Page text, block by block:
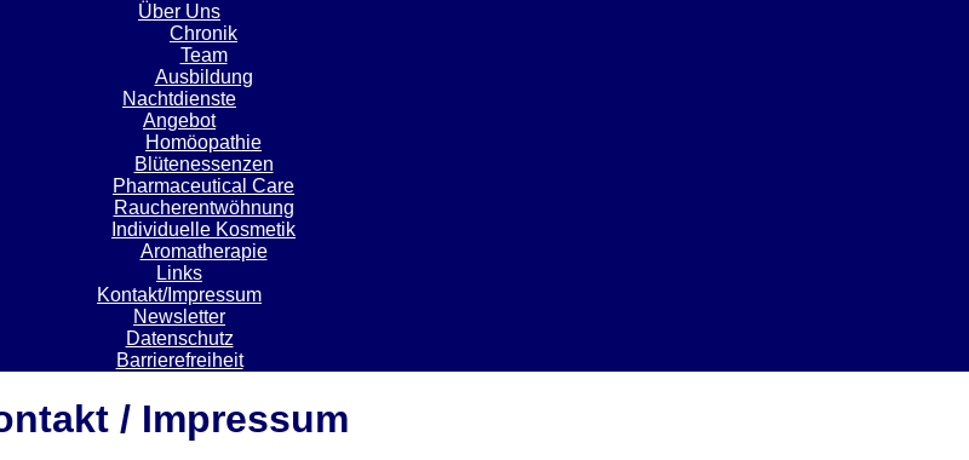
Über Uns
Chronik
Team
Ausbildung
Nachtdienste
Angebot
Homöopathie
Blütenessenzen
Pharmaceutical Care
Raucherentwöhnung
Individuelle Kosmetik
Aromatherapie
Links
Kontakt/Impressum
Newsletter
Datenschutz
Barrierefreiheit
/ Impressum